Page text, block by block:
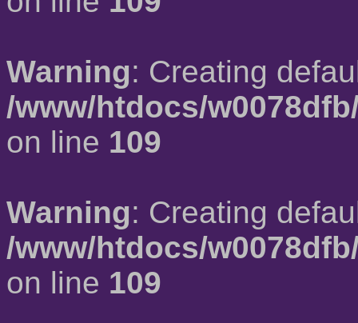
Warning: Creating
/www/htdocs/
on line 109
Warning: Creating
/www/htdocs/
on line 109